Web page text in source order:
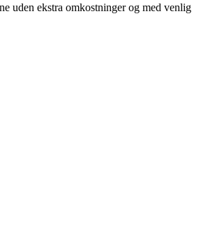
uden ekstra omkostninger og med venlig